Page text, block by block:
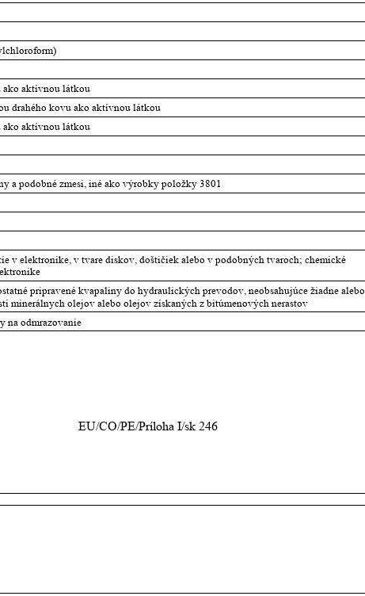
EU/CO/PE/Príloha I/sk 246
ako aktívnou látkou
drahého kovu ako aktívnou látkou
ako aktívnou látkou
a podobné zmesi, iné ako výrobky položky 3801
v elektronike, v tvare diskov, doštičiek alebo v podobných tvaroch; chemické
pripravené kvapaliny do hydraulických prevodov, neobsahujúce žiadne alebo
minerálnych olejov alebo olejov získaných z bitúmenových nerastov
na odmrazovanie